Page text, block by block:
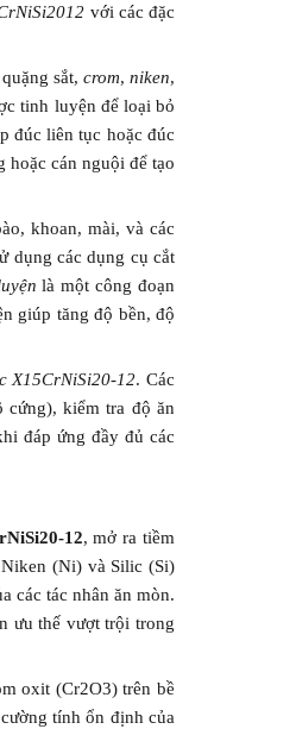
với các đặc
sắt, crom,niken,
tinh luyện để loại bỏ
đúc liên tục hoặc đúc
hoặc cán nguội để tạo
khoan, mài, và các
dụng các dụng cụ cắt
là một công đoạn
giúp tăng độ bền, độ
X15CrNiSi20-12. Các
cứng), kiểm tra độ ăn
đáp ứng đầy đủ các
12, mở ra tiềm
(Ni) và Silic (Si)
các tác nhân ăn mòn.
ưu thế vượt trội trong
oxit (Cr2O3) trên bề
tính ổn định của